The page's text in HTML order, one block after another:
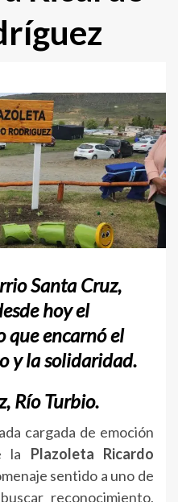
Santa Cruz,
hoy el
que encarnó el
y la solidaridad.
Río Turbio.
cargada de emoción
la Plazoleta Ricardo
sentido a uno de
reconocimiento,